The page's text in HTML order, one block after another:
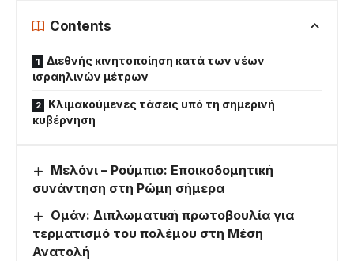
Contents
Διεθνής κινητοποίηση κατά των νέων
ισραηλινών μέτρων
Κλιμακούμενες τάσεις υπό τη σημερινή
κυβέρνηση
Μελόνι – Ρούμπιο: Εποικοδομητική
συνάντηση στη Ρώμη σήμερα
Ομάν: Διπλωματική πρωτοβουλία για
τερματισμό του πολέμου στη Μέση
Ανατολή